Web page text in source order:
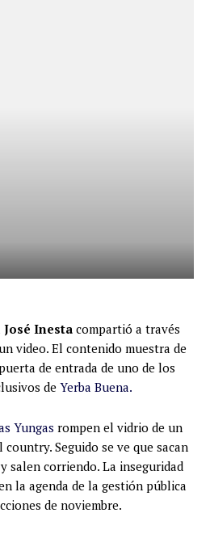
José Inesta compartió a través
video. El contenido muestra de
de entrada de uno de los
de Yerba Buena.
Yungas rompen el vidrio de un
Seguido se ve que sacan
salen corriendo. La inseguridad
la agenda de la gestión pública
de noviembre.